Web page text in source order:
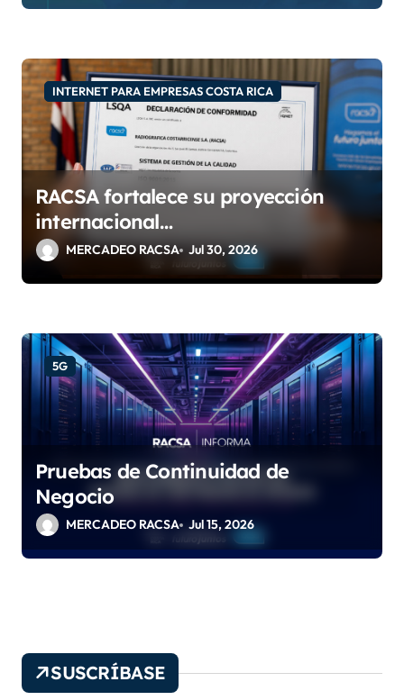
s
INTERNET PARA EMPRESAS COSTA RICA
RACSA fortalece su proyección
internacional
con las certificaciones ISO
9001:2015 e IQNet
MERCADEO RACSA Jul 30, 2026
5G
Pruebas de Continuidad de
Negocio
MERCADEO RACSA Jul 15, 2026
SUSCRÍBASE